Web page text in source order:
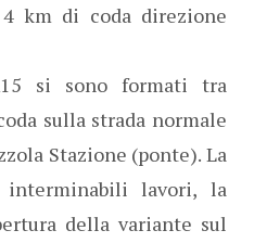
km di coda direzione
si sono formati tra
sulla strada normale
Stazione (ponte). La
lavori, la
della variante sul